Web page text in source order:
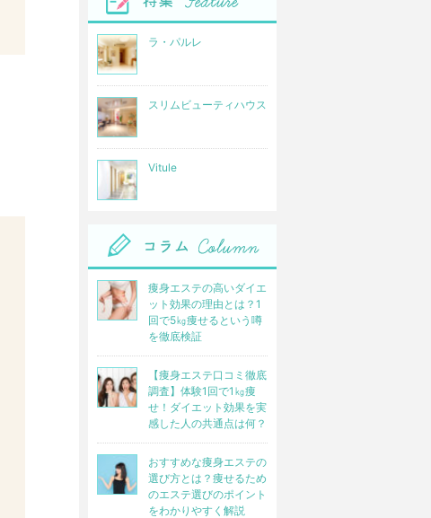
ラ・パルレ
スリムビューティハウス
Vitule
痩身エステの高いダイエ
ット効果の理由とは？1
回で5㎏痩せるという噂
を徹底検証
【痩身エステ口コミ徹底
調査】体験1回で1㎏痩
せ！ダイエット効果を実
感した人の共通点は何？
おすすめな痩身エステの
選び方とは？痩せるため
のエステ選びのポイント
をわかりやすく解説